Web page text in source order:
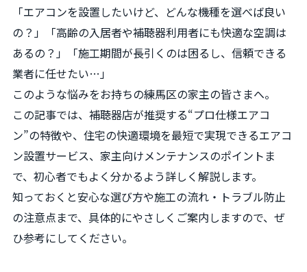
「エアコンを設置したいけど、どんな機種を選べば良い
の？」「高齢の入居者や補聴器利用者にも快適な空調は
あるの？」「施工期間が長引くのは困るし、信頼できる
業者に任せたい…」
このような悩みをお持ちの練馬区の家主の皆さまへ。
この記事では、補聴器店が推奨する“プロ仕様エアコ
ン”の特徴や、住宅の快適環境を最短で実現できるエアコ
ン設置サービス、家主向けメンテナンスのポイントま
で、初心者でもよく分かるよう詳しく解説します。
知っておくと安心な選び方や施工の流れ・トラブル防止
の注意点まで、具体的にやさしくご案内しますので、ぜ
ひ参考にしてください。